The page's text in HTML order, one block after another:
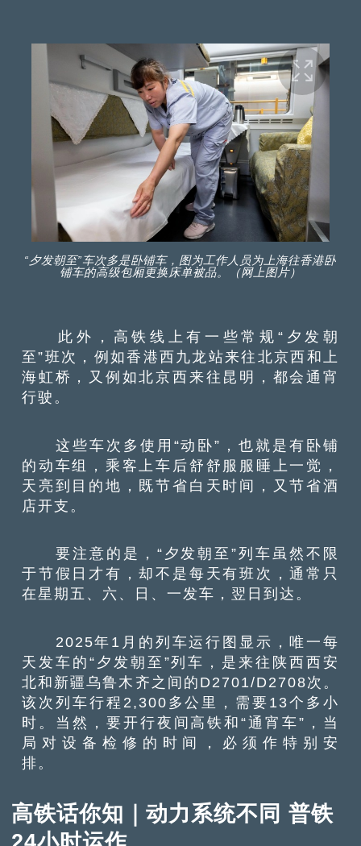
“夕发朝至”车次多是卧铺车，图为工作人员为上海往香港卧
铺车的高级包厢更换床单被品。（网上图片）
此外，高铁线上有一些常规“夕发朝
至”班次，例如香港西九龙站来往北京西和上
海虹桥，又例如北京西来往昆明，都会通宵
行驶。
这些车次多使用“动卧”，也就是有卧铺
的动车组，乘客上车后舒舒服服睡上一觉，
天亮到目的地，既节省白天时间，又节省酒
店开支。
要注意的是，“夕发朝至”列车虽然不限
于节假日才有，却不是每天有班次，通常只
在星期五、六、日、一发车，翌日到达。
2025年1月的列车运行图显示，唯一每
天发车的“夕发朝至”列车，是来往陕西西安
北和新疆乌鲁木齐之间的D2701/D2708次。
该次列车行程2,300多公里，需要13个多小
时。当然，要开行夜间高铁和“通宵车”，当
局对设备检修的时间，必须作特别安
排。
高铁话你知｜动力系统不同 普铁